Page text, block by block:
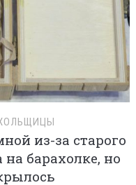
из-за старого
барахолке, но